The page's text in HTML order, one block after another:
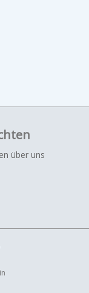
über uns